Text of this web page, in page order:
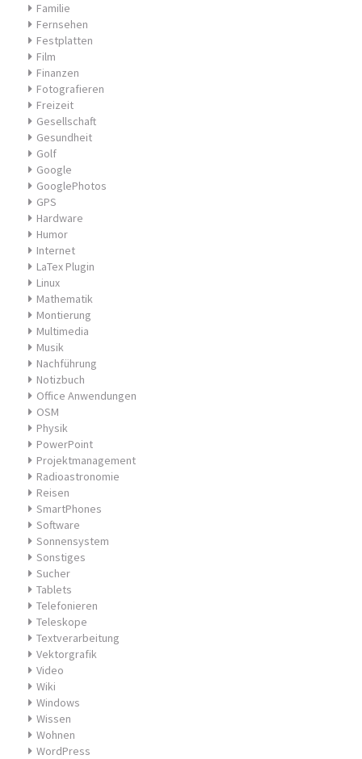
Familie
Fernsehen
Festplatten
Film
Finanzen
Fotografieren
Freizeit
Gesellschaft
Gesundheit
Golf
Google
GooglePhotos
GPS
Hardware
Humor
Internet
LaTex Plugin
Linux
Mathematik
Montierung
Multimedia
Musik
Nachführung
Notizbuch
Office Anwendungen
OSM
Physik
PowerPoint
Projektmanagement
Radioastronomie
Reisen
SmartPhones
Software
Sonnensystem
Sonstiges
Sucher
Tablets
Telefonieren
Teleskope
Textverarbeitung
Vektorgrafik
Video
Wiki
Windows
Wissen
Wohnen
WordPress